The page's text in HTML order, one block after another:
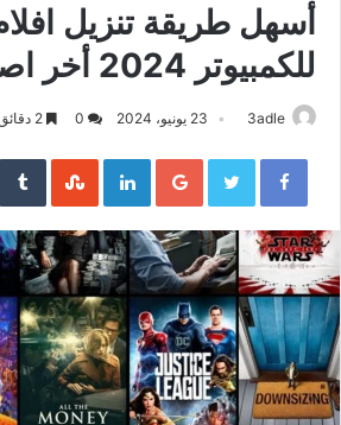
أسهل طريقة تنزيل
للكمبيوتر 2024 أخر اصدار
3adle 23 يونيو، 2024
Facebook
Twitter
Google+
LinkedIn